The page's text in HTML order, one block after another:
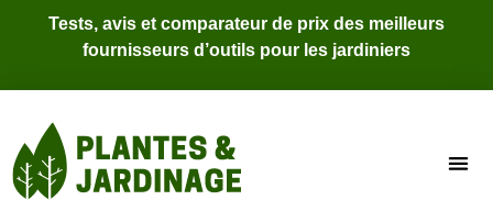
Tests, avis et comparateur de prix des meilleurs
fournisseurs d’outils pour les jardiniers